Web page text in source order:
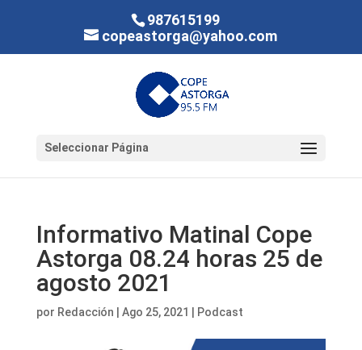
987615199
copeastorga@yahoo.com
Seleccionar Página
Informativo Matinal Cope
Astorga 08.24 horas 25 de
agosto 2021
por Redacción Ago 25, 2021 Podcast